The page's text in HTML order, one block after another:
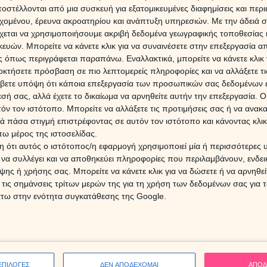
από μια συσκευή για εξατομικευμένες διαφημίσεις και
έρευνα ακροατηρίου και ανάπτυξη υπηρεσιών. Με την άδειά
να χρησιμοποιήσουμε ακριβή δεδομένα γεωγραφικής τοποθεσίας
Μπορείτε να κάνετε κλικ για να συναινέσετε στην επεξεργασία
περιγράφεται παραπάνω. Εναλλακτικά, μπορείτε να κάνετε κλικ
πρόσβαση σε πιο λεπτομερείς πληροφορίες και να αλλάξετε
υπόψη ότι κάποια επεξεργασία των προσωπικών σας δεδομένων
σας, αλλά έχετε το δικαίωμα να αρνηθείτε αυτήν την επεξεργασία.
τον ιστότοπο. Μπορείτε να αλλάξετε τις προτιμήσεις σας ή να
στιγμή επιστρέφοντας σε αυτόν τον ιστότοπο και κάνοντας
μέρος της ιστοσελίδας.
αυτός ο ιστότοπος/η εφαρμογή χρησιμοποιεί μία ή περισσότερες
συλλέγει και να αποθηκεύει πληροφορίες που περιλαμβάνουν,
ή χρήσης σας. Μπορείτε να κάνετε κλικ για να δώσετε ή να
σημάνσεις τρίτων μερών της για τη χρήση των δεδομένων σας
στην ενότητα συγκατάθεσης της Google.
ΔΕΝ ΑΠΟΔΕΧΟΜΑΙ
Ελληνικό δέντρο που φυτεύτηκε για πρώτη φορά στην
ευχάριστη και πολύ παιχνιδιάρα, σου αρέσει η
τη μοναξιά. Προτιμάς να λειτουργείς συλλογικά και
για τη ζωή σου. Οι σχέσεις είναι πολύ σημαντικές
για να διατηρείς μακρόχρονες φιλίες. Είσαι
την τάση να πνίγεις τους ανθρώπους γύρω σου με την
στις λεπτομέρειες και χάνεις την ουσία των
σου αρέσει ο χορός, η μουσική και το θέατρο.
αγαπητή μας φίλη συμβαίνει γιατί προέρχεται από
που ήταν ο τόπος διεξαγωγής των Ολυμπιακών
άξια, Άγια. Είσαι λοιπόν μία γυναίκα που
θέλεις να προοδεύεις και να κατακτάς τους στόχους
ο προσωπικός σου λεξάριθμος είναι το 9 και αυτό
συναισθηματική γυναίκα, που κάνεις όνειρα και έχεις
κοινωνικά προβλήματα για αυτό και προσπαθείς να
ανθρώπους προκειμένου να τους στηρίξεις! Η
17/08
16
7